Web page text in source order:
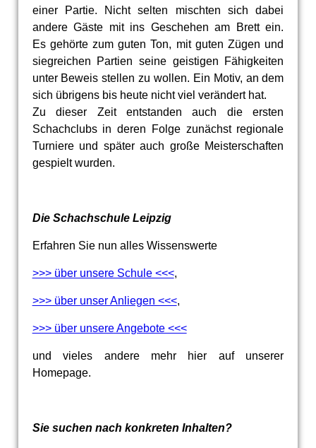
einer Partie. Nicht selten mischten sich dabei
andere Gäste mit ins Geschehen am Brett ein.
Es gehörte zum guten Ton, mit guten Zügen und
siegreichen Partien seine geistigen Fähigkeiten
unter Beweis stellen zu wollen. Ein Motiv, an dem
sich übrigens bis heute nicht viel verändert hat.
Zu dieser Zeit entstanden auch die ersten
Schachclubs in deren Folge zunächst regionale
Turniere und später auch große Meisterschaften
gespielt wurden.
Die Schachschule Leipzig
Erfahren Sie nun alles Wissenswerte
>>> über unsere Schule <<<,
>>> über unser Anliegen <<<,
>>> über unsere Angebote <<<
und vieles andere mehr hier auf unserer
Homepage.
Sie suchen nach konkreten Inhalten?